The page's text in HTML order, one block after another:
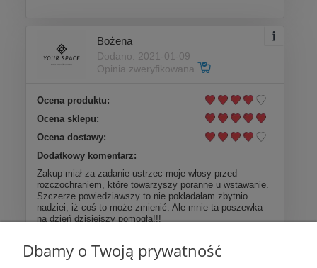
Bożena
Dodano: 2021-01-09
Opinia zweryfikowana
Ocena produktu:
Ocena sklepu:
Ocena dostawy:
Dodatkowy komentarz:
Zakup miał za zadanie ustrzec moje włosy przed
rozczochraniem, które towarzyszy poranne u wstawanie.
Szczerze powiedziawszy to nie pokładałam zbytnio
nadziei, iż coś to może zmienić. Ale mnie ta poszewka
na dzień dzisiejszy pomogła!!!
Więcej opinii
Dbamy o Twoją prywatność